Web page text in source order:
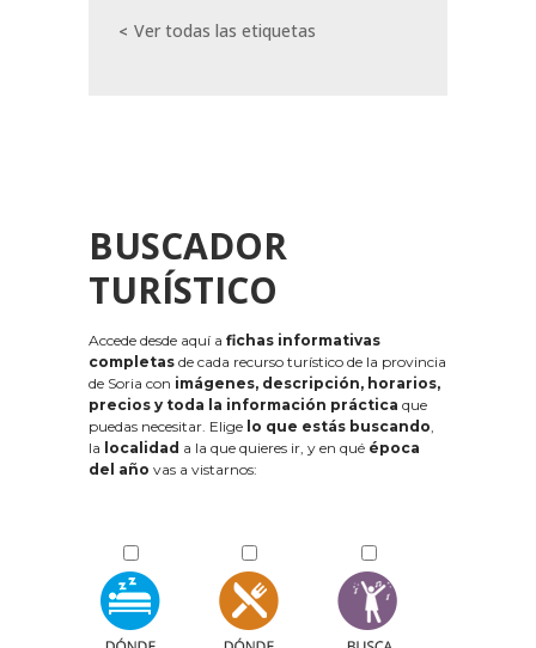
Ver todas las etiquetas
BUSCADOR
TURÍSTICO
Accede desde aquí a fichas informativas
completas de cada recurso turístico de la provincia
de Soria con imágenes, descripción, horarios,
precios y toda la información práctica que
puedas necesitar. Elige lo que estás buscando,
la localidad a la que quieres ir, y en qué época
del año vas a vistarnos: